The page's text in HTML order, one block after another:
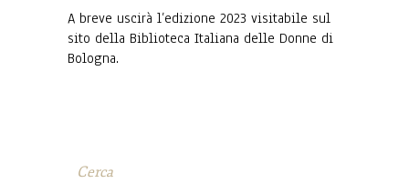
A breve uscirà l’edizione 2023 visitabile sul
sito della Biblioteca Italiana delle Donne di
Bologna.
Cerca